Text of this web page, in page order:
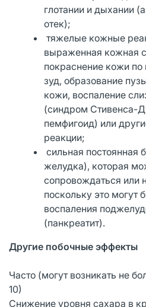
глотании и дыхании
отек);
тяжелые кожные
выраженная кожная
покраснение кожи
зуд, образование
кожи, воспаление
(синдром Стивенса-
пемфигоид) или
реакции;
сильная постоянная
желудка), которая
сопровождаться или
поскольку это могут
воспаления
(панкреатит).
Другие побочные эффекты
Часто (могут возникать не
10)
Cнижение уровня сахара в